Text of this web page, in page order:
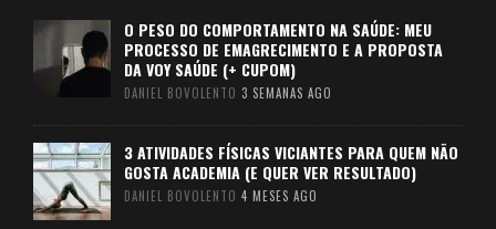
O PESO DO COMPORTAMENTO NA SAÚDE: MEU
PROCESSO DE EMAGRECIMENTO E A PROPOSTA
DA VOY SAÚDE (+ CUPOM)
DANIEL BOVOLENTO 3 SEMANAS AGO
3 ATIVIDADES FÍSICAS VICIANTES PARA QUEM NÃO
GOSTA ACADEMIA (E QUER VER RESULTADO)
DANIEL BOVOLENTO 4 MESES AGO